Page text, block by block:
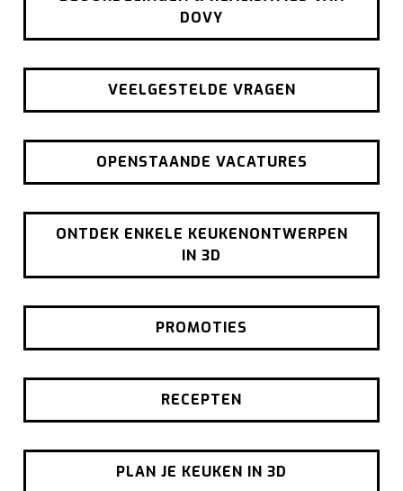
DOVY
VEELGESTELDE VRAGEN
OPENSTAANDE VACATURES
ONTDEK ENKELE KEUKENONTWERPEN
IN 3D
PROMOTIES
RECEPTEN
PLAN JE KEUKEN IN 3D